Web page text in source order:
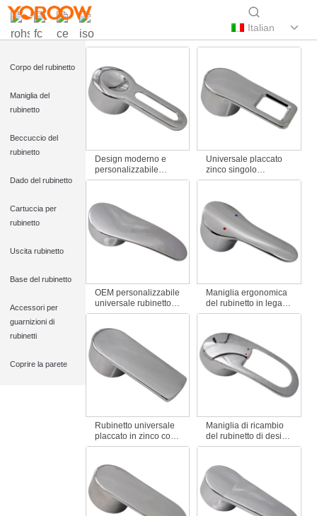
Italian
Corpo del rubinetto
Maniglia del
rubinetto
Beccuccio del
rubinetto
Dado del rubinetto
Cartuccia per
rubinetto
Uscita rubinetto
Base del rubinetto
Accessori per
guarnizioni di
rubinetti
Coprire la parete
Design moderno e
personalizzabile
Sostituzione maniglia
scavata per rubinetti
miscelatori bagno
caldi e freddi
Universale placcato
zinco singolo
rubinetto maniglia
quadrato design
rubinetto acqua
miscelatore per
bagno accessorio
OEM personalizzabile
universale rubinetto
miscelatore maniglia
lega di zinco design
moderno per la
cucina e il bagno
Maniglia ergonomica
del rubinetto in lega di
zinco dal design
calda e fredda con
marchio rosso e blu
per il bagno
Rubinetto universale
placcato in zinco con
maniglia per il bagno
rubinetti caldi e freddi
per lavabo doccia
vasca da bagno
Maniglia di ricambio
del rubinetto di design
moderno e durevole
dell'acqua calda e
fredda, adatto alla
maggior parte dei
rubinetti del bagno e
della cucina.